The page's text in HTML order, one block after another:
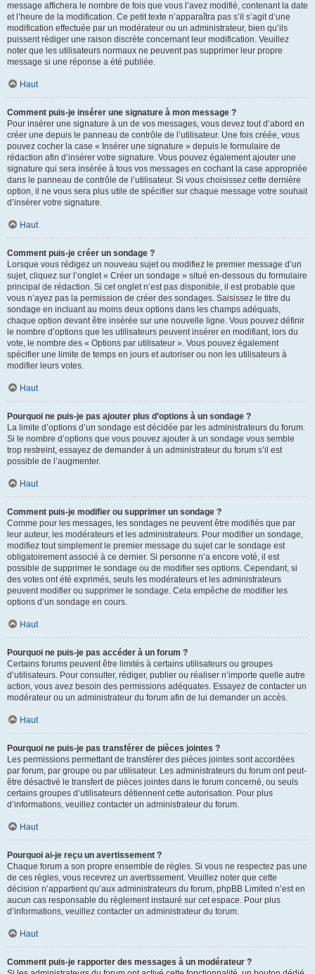
message affichera le nombre de fois que vous l’avez modifié, contenant la date
et l’heure de la modification. Ce petit texte n’apparaîtra pas s’il s’agit d’une
modification effectuée par un modérateur ou un administrateur, bien qu’ils
puissent rédiger une raison discrète concernant leur modification. Veuillez
noter que les utilisateurs normaux ne peuvent pas supprimer leur propre
message si une réponse a été publiée.
Haut
Comment puis-je insérer une signature à mon message ?
Pour insérer une signature à un de vos messages, vous devez tout d’abord en
créer une depuis le panneau de contrôle de l’utilisateur. Une fois créée, vous
pouvez cocher la case « Insérer une signature » depuis le formulaire de
rédaction afin d’insérer votre signature. Vous pouvez également ajouter une
signature qui sera insérée à tous vos messages en cochant la case appropriée
dans le panneau de contrôle de l’utilisateur. Si vous choisissez cette dernière
option, il ne vous sera plus utile de spécifier sur chaque message votre souhait
d’insérer votre signature.
Haut
Comment puis-je créer un sondage ?
Lorsque vous rédigez un nouveau sujet ou modifiez le premier message d’un
sujet, cliquez sur l’onglet « Créer un sondage » situé en-dessous du formulaire
principal de rédaction. Si cet onglet n’est pas disponible, il est probable que
vous n’ayez pas la permission de créer des sondages. Saisissez le titre du
sondage en incluant au moins deux options dans les champs adéquats,
chaque option devant être insérée sur une nouvelle ligne. Vous pouvez définir
le nombre d’options que les utilisateurs peuvent insérer en modifiant, lors du
vote, le nombre des « Options par utilisateur ». Vous pouvez également
spécifier une limite de temps en jours et autoriser ou non les utilisateurs à
modifier leurs votes.
Haut
Pourquoi ne puis-je pas ajouter plus d’options à un sondage ?
La limite d’options d’un sondage est décidée par les administrateurs du forum.
Si le nombre d’options que vous pouvez ajouter à un sondage vous semble
trop restreint, essayez de demander à un administrateur du forum s’il est
possible de l’augmenter.
Haut
Comment puis-je modifier ou supprimer un sondage ?
Comme pour les messages, les sondages ne peuvent être modifiés que par
leur auteur, les modérateurs et les administrateurs. Pour modifier un sondage,
modifiez tout simplement le premier message du sujet car le sondage est
obligatoirement associé à ce dernier. Si personne n’a encore voté, il est
possible de supprimer le sondage ou de modifier ses options. Cependant, si
des votes ont été exprimés, seuls les modérateurs et les administrateurs
peuvent modifier ou supprimer le sondage. Cela empêche de modifier les
options d’un sondage en cours.
Haut
Pourquoi ne puis-je pas accéder à un forum ?
Certains forums peuvent être limités à certains utilisateurs ou groupes
d’utilisateurs. Pour consulter, rédiger, publier ou réaliser n’importe quelle autre
action, vous avez besoin des permissions adéquates. Essayez de contacter un
modérateur ou un administrateur du forum afin de lui demander un accès.
Haut
Pourquoi ne puis-je pas transférer de pièces jointes ?
Les permissions permettant de transférer des pièces jointes sont accordées
par forum, par groupe ou par utilisateur. Les administrateurs du forum ont peut-
être désactivé le transfert de pièces jointes dans le forum concerné, ou seuls
certains groupes d’utilisateurs détiennent cette autorisation. Pour plus
d’informations, veuillez contacter un administrateur du forum.
Haut
Pourquoi ai-je reçu un avertissement ?
Chaque forum a son propre ensemble de règles. Si vous ne respectez pas une
de ces règles, vous recevrez un avertissement. Veuillez noter que cette
décision n’appartient qu’aux administrateurs du forum, phpBB Limited n’est en
aucun cas responsable du règlement instauré sur cet espace. Pour plus
d’informations, veuillez contacter un administrateur du forum.
Haut
Comment puis-je rapporter des messages à un modérateur ?